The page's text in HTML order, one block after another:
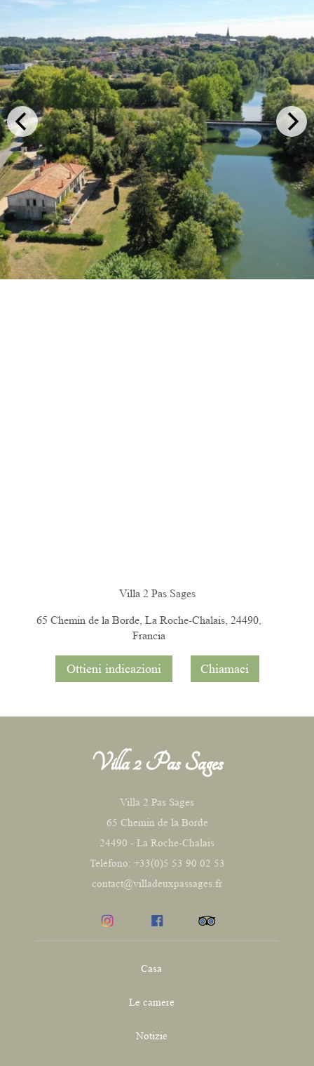
Villa 2 Pas Sages
65 Chemin de la Borde, La Roche-Chalais, 24490,
Francia
Ottieni indicazioni Chiamaci
Villa 2 Pas Sages
Villa 2 Pas Sages
65 Chemin de la Borde
24490 - La Roche-Chalais
Telefono: +33(0)5 53 90 02 53
contact@villadeuxpassages.fr
Casa
Le camere
Notizie